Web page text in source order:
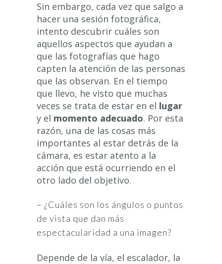
Sin embargo, cada vez que salgo a
hacer una sesión fotográfica,
intento descubrir cuáles son
aquellos aspectos que ayudan a
que las fotografías que hago
capten la atención de las personas
que las observan. En el tiempo
que llevo, he visto que muchas
veces se trata de estar en el lugar
y el momento adecuado. Por esta
razón, una de las cosas más
importantes al estar detrás de la
cámara, es estar atento a la
acción que está ocurriendo en el
otro lado del objetivo.
– ¿Cuáles son los ángulos o puntos
de vista que dan más
espectacularidad a una imagen?
Depende de la vía, el escalador, la